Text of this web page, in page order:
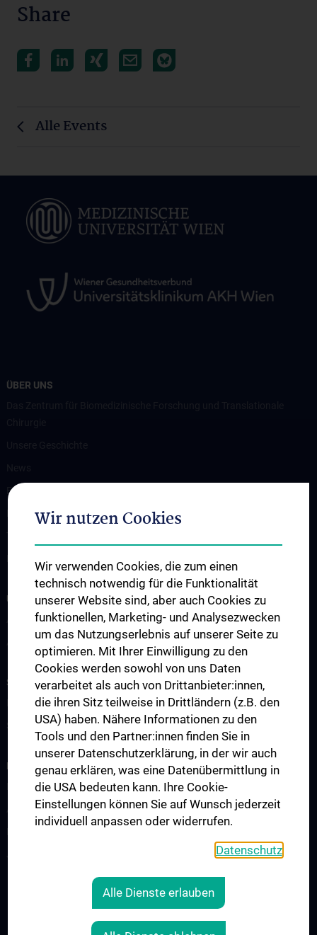
Share
Alle Events
ÜBER UNS
Events
Publikationen
UNSERE ABTEILUNGEN
Abteilung für Medikamenten- und Medizinproduktetestung
Abteilung Training und Simulation
STUDIUM, AUS- UND WEITERBILDUNG
Information für Studierende
Summer School
FORSCHUNG
Kardiovaskuläres Institut
Adjunct Professorships
Wir nutzen Cookies
Wir verwenden Cookies, die zum einen
technisch notwendig für die Funktionalität
unserer Website sind, aber auch Cookies zu
funktionellen, Marketing- und Analysezwecken
um das Nutzungserlebnis auf unserer Seite zu
optimieren. Mit Ihrer Einwilligung zu den
Cookies werden sowohl von uns Daten
verarbeitet als auch von Drittanbieter:innen,
die ihren Sitz teilweise in Drittländern (z.B. den
USA) haben. Nähere Informationen zu den
Tools und den Partner:innen finden Sie in
unserer Datenschutzerklärung, in der wir auch
genau erklären, was eine Datenübermittlung in
die USA bedeuten kann. Ihre Cookie-
Einstellungen können Sie auf Wunsch jederzeit
individuell anpassen oder widerrufen.
Datenschutz
Alle Dienste erlauben